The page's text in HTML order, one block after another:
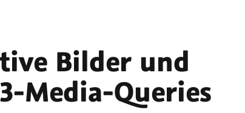
Bilder und
Media-Queries